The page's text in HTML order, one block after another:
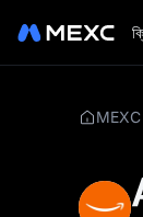
MEXC